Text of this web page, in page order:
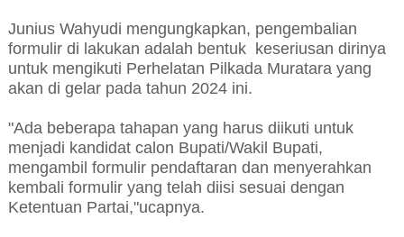
Junius Wahyudi mengungkapkan, pengembalian
formulir di lakukan adalah bentuk keseriusan dirinya
untuk mengikuti Perhelatan Pilkada Muratara yang
akan di gelar pada tahun 2024 ini.
"Ada beberapa tahapan yang harus diikuti untuk
menjadi kandidat calon Bupati/Wakil Bupati,
mengambil formulir pendaftaran dan menyerahkan
kembali formulir yang telah diisi sesuai dengan
Ketentuan Partai,"ucapnya.